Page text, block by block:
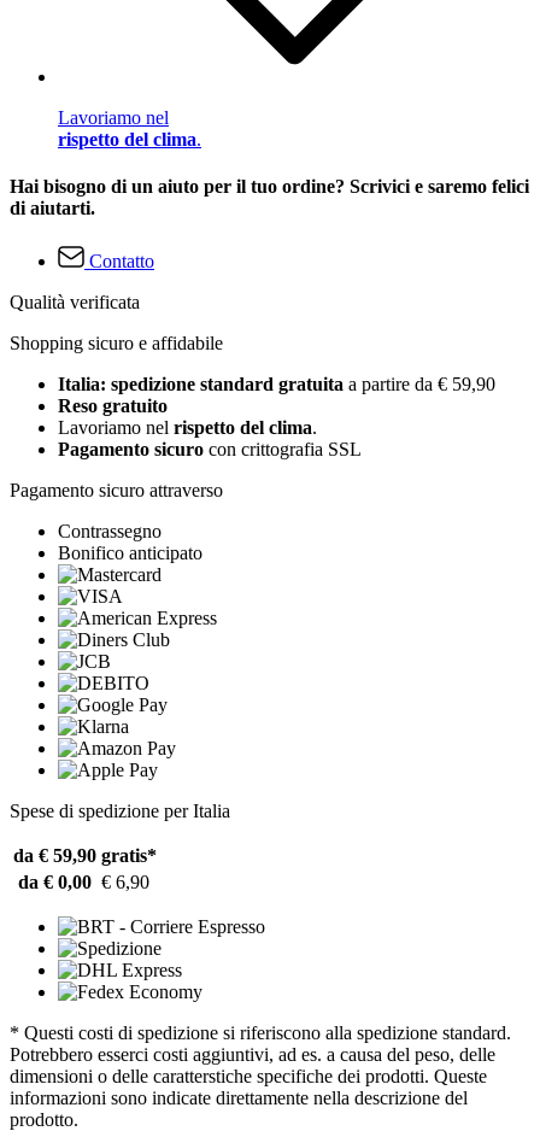
Lavoriamo nel
rispetto del clima.
Hai bisogno di un aiuto per il tuo ordine? Scrivici e saremo felici
di aiutarti.
Contatto
Qualità verificata
Shopping sicuro e affidabile
Italia: spedizione standard gratuita a partire da € 59,90
Reso gratuito
Lavoriamo nel rispetto del clima.
Pagamento sicuro con crittografia SSL
Pagamento sicuro attraverso
Contrassegno
Bonifico anticipato
Spese di spedizione per Italia
da € 59,90 gratis*
da € 0,00 € 6,90
* Questi costi di spedizione si riferiscono alla spedizione standard.
Potrebbero esserci costi aggiuntivi, ad es. a causa del peso, delle
dimensioni o delle caratterstiche specifiche dei prodotti. Queste
informazioni sono indicate direttamente nella descrizione del
prodotto.